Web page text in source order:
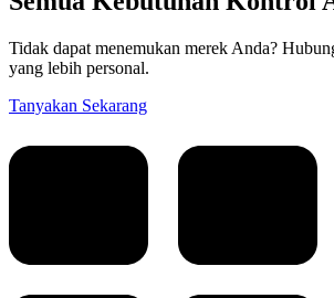
Tidak dapat menemukan merek Anda?
yang lebih personal.
Tanyakan Sekarang